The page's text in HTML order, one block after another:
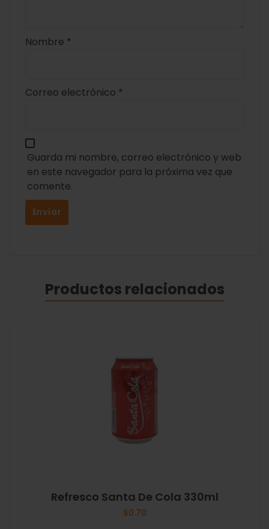
Nombre *
Correo electrónico *
Guarda mi nombre, correo electrónico y web
en este navegador para la próxima vez que
comente.
Productos relacionados
Refresco Santa De Cola 330ml
$0.70